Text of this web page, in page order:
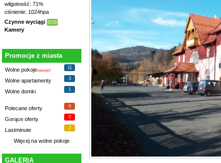
wilgotność: 71%
ciśnienie: 1024hpa
Czynne wyciągi 0/18
Kamery
Promocje z miasta
Wolne pokojenowość!
11
Wolne apartamenty 3
Wolne domki 1
Polecane oferty 0
Gorące oferty 0
Lastminute 2
Więcej na wolne pokoje
GALERIA